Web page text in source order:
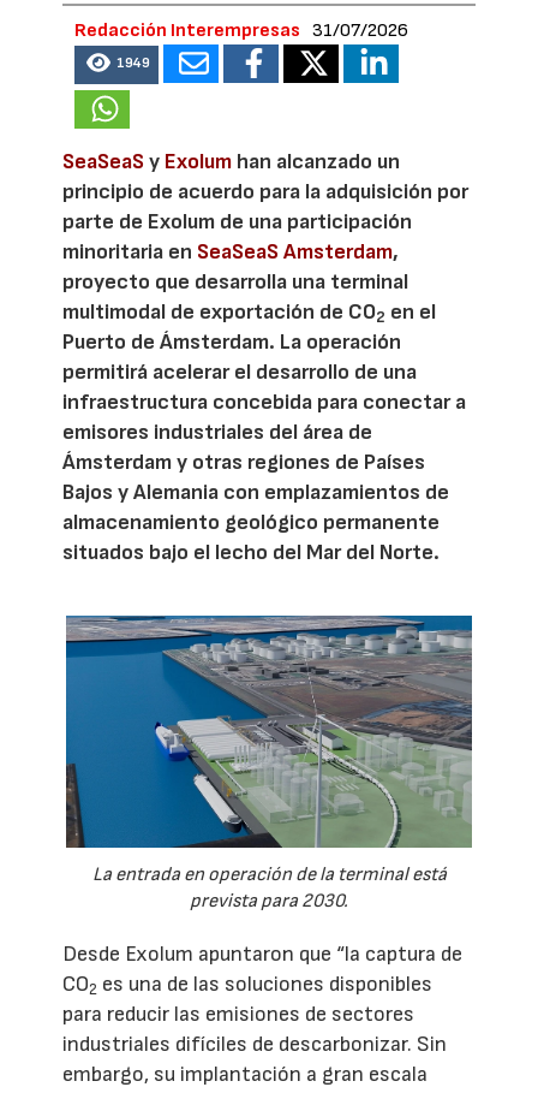
Redacción Interempresas 31/07/2026
1949
SeaSeaSy Exolum han alcanzado un
principio de acuerdo para la adquisición por
parte de Exolum de una participación
minoritaria en SeaSeaS Amsterdam,
proyecto que desarrolla una terminal
multimodal de exportación de CO2 en el
Puerto de Ámsterdam. La operación
permitirá acelerar el desarrollo de una
infraestructura concebida para conectar a
emisores industriales del área de
Ámsterdam y otras regiones de Países
Bajos y Alemania con emplazamientos de
almacenamiento geológico permanente
situados bajo el lecho del Mar del Norte.
La entrada en operación de la terminal está
prevista para 2030.
Desde Exolum apuntaron que “la captura de
CO2 es una de las soluciones disponibles
para reducir las emisiones de sectores
industriales difíciles de descarbonizar. Sin
embargo, su implantación a gran escala